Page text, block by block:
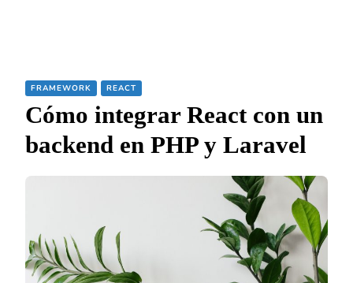
FRAMEWORK REACT
Cómo integrar React con un
backend en PHP y Laravel